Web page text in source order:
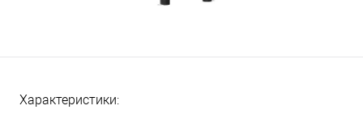
Характеристики: